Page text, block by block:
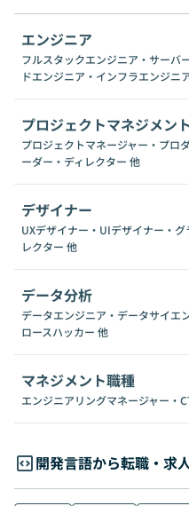
エンジニア
フルスタックエンジニア・サーバ
ドエンジニア・インフラエンジニ
プロジェクトマネジメント
プロジェクトマネージャー・プロ
ーダー・ディレクター 他
デザイナー
UXデザイナー・UIデザイナー・
レクター 他
データ分析
データエンジニア・データサイエ
ロースハッカー 他
マネジメント職種
エンジニアリングマネージャー・
開発言語から転職・求